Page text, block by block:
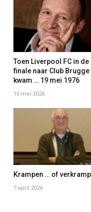
Toen Liverpool FC in de
finale naar Club Brugge
kwam … 19 mei 1976
16 mei 2026
Krampen … of
7 april 2026